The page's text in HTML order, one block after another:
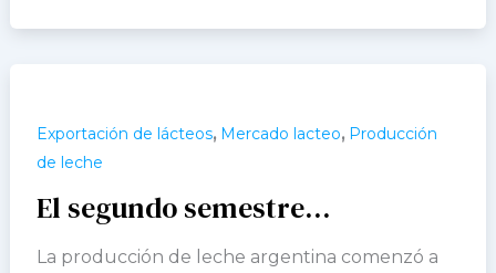
Exportación de lácteos, Mercado lacteo, Producción
de leche
El segundo semestre…
La producción de leche argentina comenzó a